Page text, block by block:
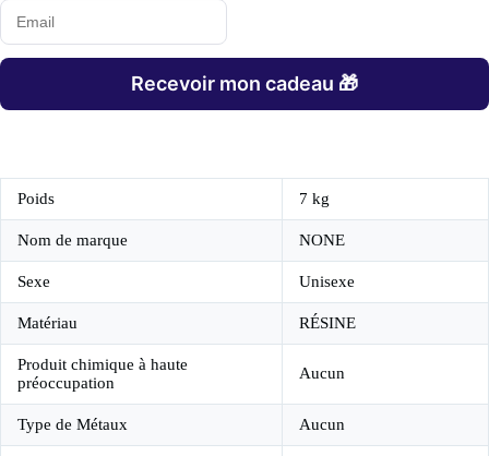
Recevoir mon cadeau 🎁
Poids 7 kg
Nom de marque NONE
Sexe Unisexe
Matériau RÉSINE
Produit chimique à haute
préoccupation
Aucun
Type de Métaux Aucun